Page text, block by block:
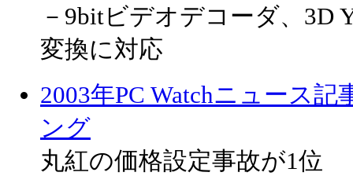
－9bitビデオデコーダ、3D
変換に対応
2003年PC Watchニュース
ング
丸紅の価格設定事故が1位